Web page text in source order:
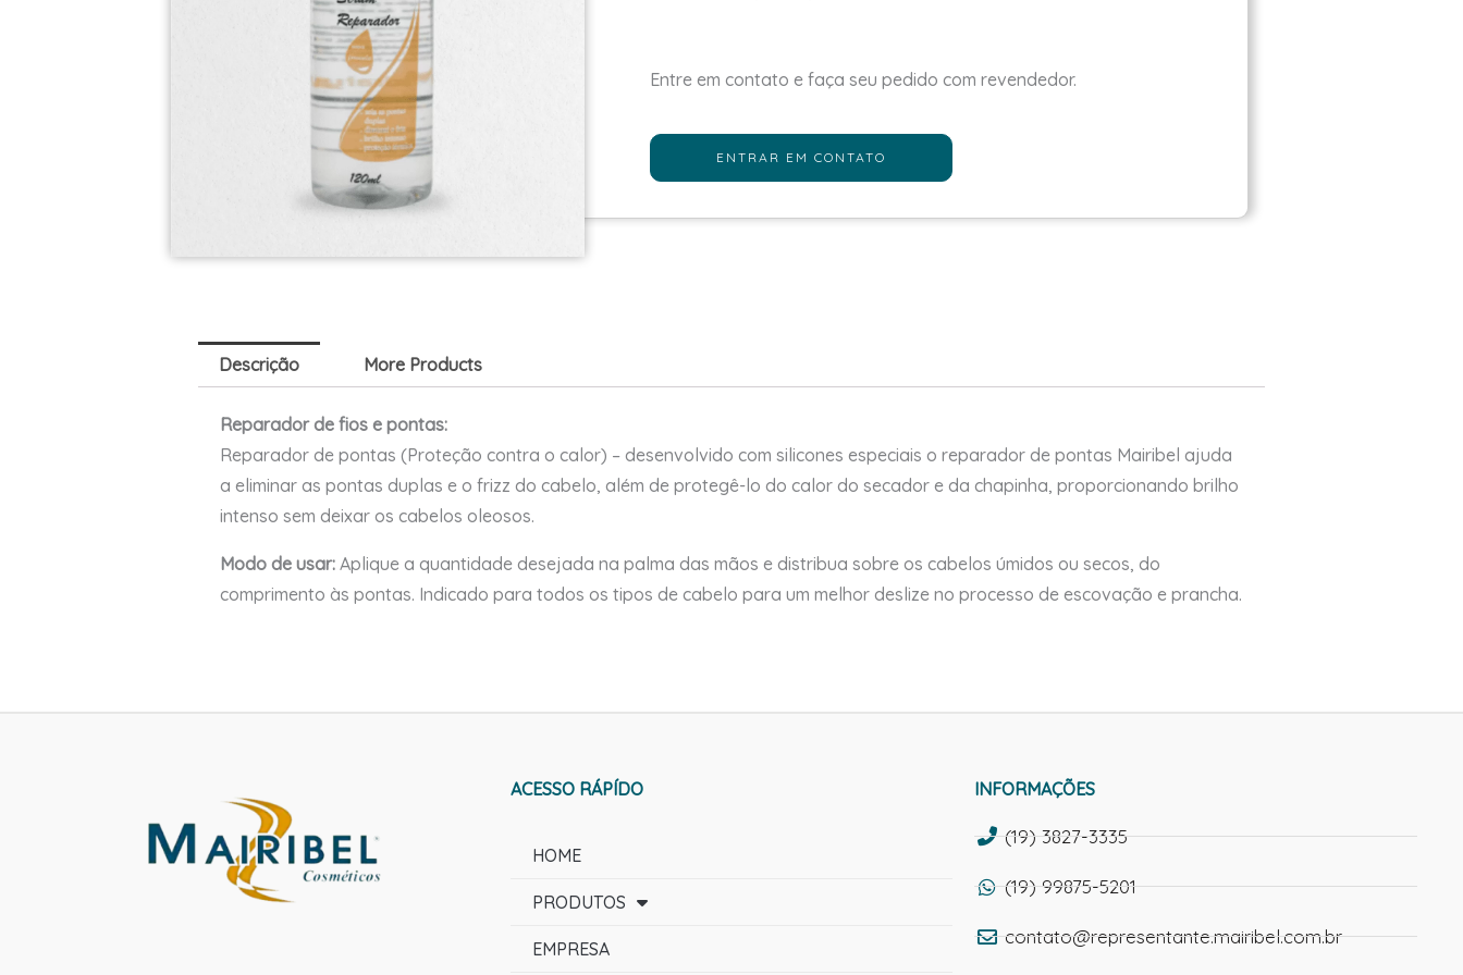
Entre em contato e faça seu pedido com revendedor.
ENTRAR EM CONTATO
Descrição More Products
Reparador de fios e pontas:
Reparador de pontas (Proteção contra o calor) – desenvolvido com silicones especiais o reparador de pontas Mairibel ajuda
a eliminar as pontas duplas e o frizz do cabelo, além de protegê-lo do calor do secador e da chapinha, proporcionando brilho
intenso sem deixar os cabelos oleosos.
Modo de usar: Aplique a quantidade desejada na palma das mãos e distribua sobre os cabelos úmidos ou secos, do
comprimento às pontas. Indicado para todos os tipos de cabelo para um melhor deslize no processo de escovação e prancha.
ACESSO RÁPÍDO
HOME
PRODUTOS
EMPRESA
INFORMAÇÕES
(19) 3827-3335
(19) 99875-5201
contato@representante.mairibel.com.br